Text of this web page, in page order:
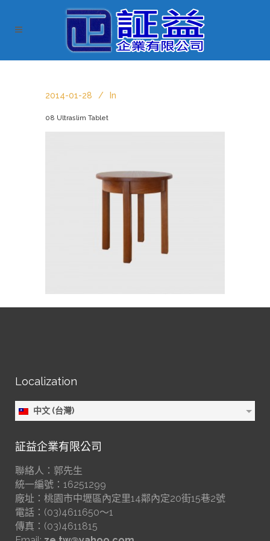
2014-01-28 In
08 Ultraslim Tablet
Localization
中文 (台灣)
証益企業有限公司
聯絡人：郭先生
統一編號：16251299
廠址：桃園市中壢區內定里14鄰內定20街15巷2號
電話：(03)4611650～1
傳真：(03)4611815